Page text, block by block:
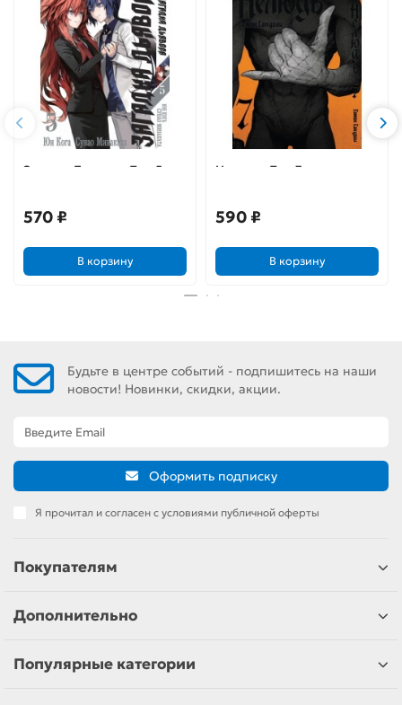
Загадка Дьявола. Том 5
570 ₽
В корзину
Нелюдь. Том 7
590 ₽
В корзину
Будьте в центре событий - подпишитесь на наши
новости! Новинки, скидки, акции.
Оформить подписку
Я прочитал и согласен с условиями публичной оферты
Покупателям
Дополнительно
Популярные категории